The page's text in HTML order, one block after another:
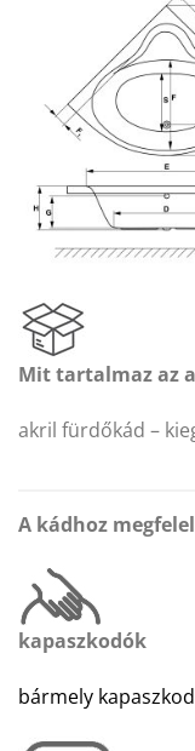
Mit tartalmaz az
akril fürdőkád –
A kádhoz
kapaszkodók
bármely